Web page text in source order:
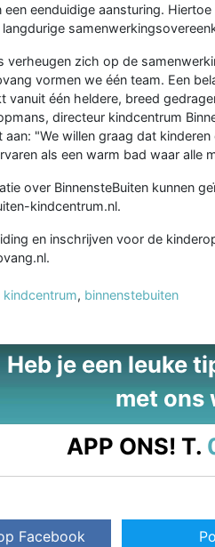
een eenduidige aansturing.
langdurige
verheugen zich op de
vormen we één team. Een
vanuit één heldere, breed
directeur kindcentrum
aan: "We willen graag dat
als een warm bad waar
over BinnensteBuiten kunnen
kindcentrum.nl.
en inschrijven voor de
kindcentrum, binnenstebuiten
Heb je een leuke
met ons
APP ONS! T.
Facebook